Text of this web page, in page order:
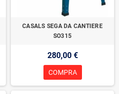
CASALS SEGA DA CANTIERE
SO315
280,00 €
COMPRA